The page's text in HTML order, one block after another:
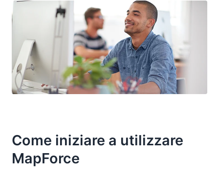
Come iniziare a utilizzare
MapForce